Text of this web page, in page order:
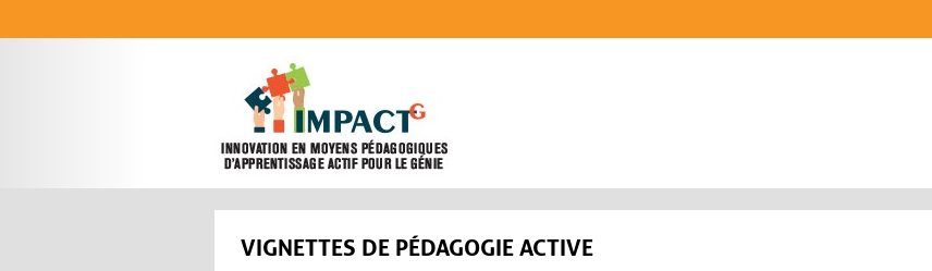
VIGNETTES DE PÉDAGOGIE ACTIVE